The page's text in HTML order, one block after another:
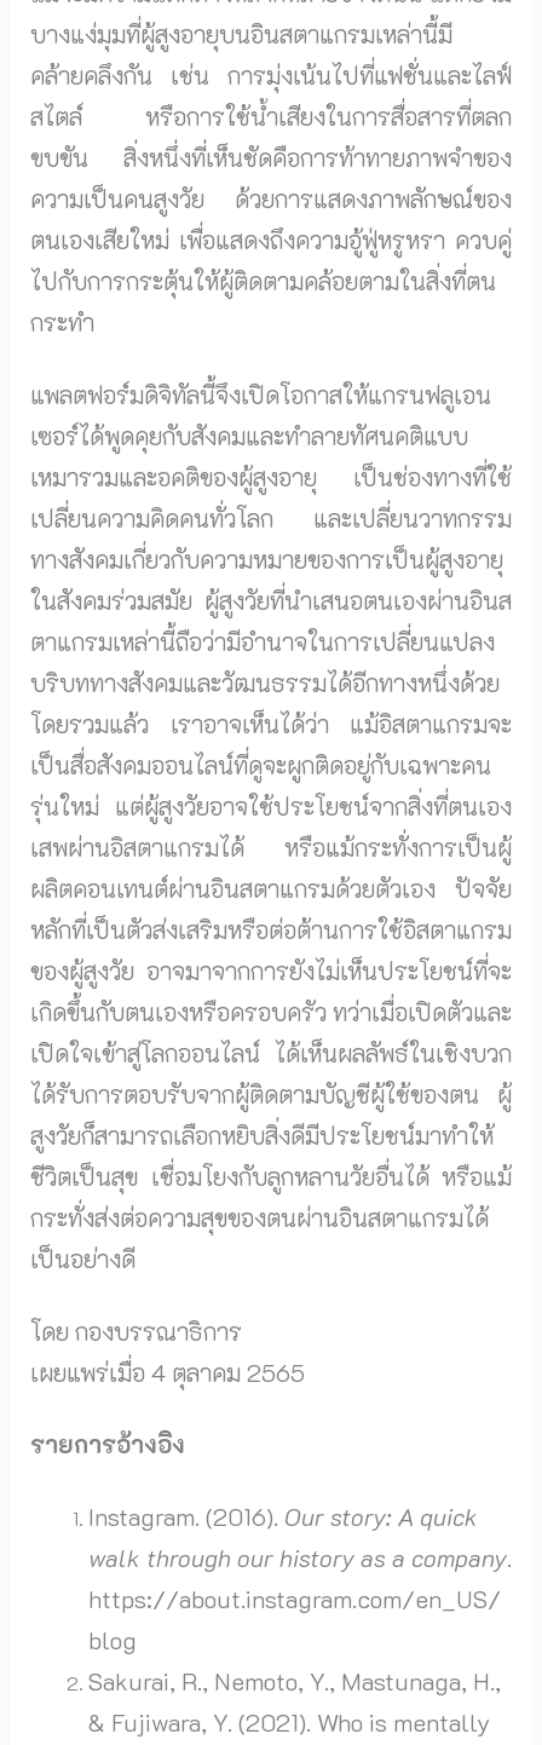
บางแง่มุมที่ผู้สูงอายุบนอินสตาแกรมเหล่านี้มี
คล้ายคลึงกัน เช่น การมุ่งเน้นไปที่แฟชั่นและไลฟ์
สไตล์ หรือการใช้น้ำเสียงในการสื่อสารที่ตลก
ขบขัน สิ่งหนึ่งที่เห็นชัดคือการท้าทายภาพจำของ
ความเป็นคนสูงวัย ด้วยการแสดงภาพลักษณ์ของ
ตนเองเสียใหม่ เพื่อแสดงถึงความอู้ฟู่หรูหรา ควบคู่
ไปกับการกระตุ้นให้ผู้ติดตามคล้อยตามในสิ่งที่ตน
กระทำ
แพลตฟอร์มดิจิทัลนี้จึงเปิดโอกาสให้แกรนฟลูเอน
เซอร์ได้พูดคุยกับสังคมและทำลายทัศนคติแบบ
เหมารวมและอคติของผู้สูงอายุ เป็นช่องทางที่ใช้
เปลี่ยนความคิดคนทั่วโลก และเปลี่ยนวาทกรรม
ทางสังคมเกี่ยวกับความหมายของการเป็นผู้สูงอายุ
ในสังคมร่วมสมัย ผู้สูงวัยที่นำเสนอตนเองผ่านอินส
ตาแกรมเหล่านี้ถือว่ามีอำนาจในการเปลี่ยนแปลง
บริบททางสังคมและวัฒนธรรมได้อีกทางหนึ่งด้วย
โดยรวมแล้ว เราอาจเห็นได้ว่า แม้อิสตาแกรมจะ
เป็นสื่อสังคมออนไลน์ที่ดูจะผูกติดอยู่กับเฉพาะคน
รุ่นใหม่ แต่ผู้สูงวัยอาจใช้ประโยชน์จากสิ่งที่ตนเอง
เสพผ่านอิสตาแกรมได้ หรือแม้กระทั่งการเป็นผู้
ผลิตคอนเทนต์ผ่านอินสตาแกรมด้วยตัวเอง ปัจจัย
หลักที่เป็นตัวส่งเสริมหรือต่อต้านการใช้อิสตาแกรม
ของผู้สูงวัย อาจมาจากการยังไม่เห็นประโยชน์ที่จะ
เกิดขึ้นกับตนเองหรือครอบครัว ทว่าเมื่อเปิดตัวและ
เปิดใจเข้าสู่โลกออนไลน์ ได้เห็นผลลัพธ์ในเชิงบวก
ได้รับการตอบรับจากผู้ติดตามบัญชีผู้ใช้ของตน ผู้
สูงวัยก็สามารถเลือกหยิบสิ่งดีมีประโยชน์มาทำให้
ชีวิตเป็นสุข เชื่อมโยงกับลูกหลานวัยอื่นได้ หรือแม้
กระทั่งส่งต่อความสุขของตนผ่านอินสตาแกรมได้
เป็นอย่างดี
โดย กองบรรณาธิการ
เผยแพร่เมื่อ 4 ตุลาคม 2565
รายการอ้างอิง
Instagram. (2016). Our story: A quick
walk through our history as a company.
https://about.instagram.com/en_US/
blog
Sakurai, R., Nemoto, Y., Mastunaga, H.,
& Fujiwara, Y. (2021). Who is mentally